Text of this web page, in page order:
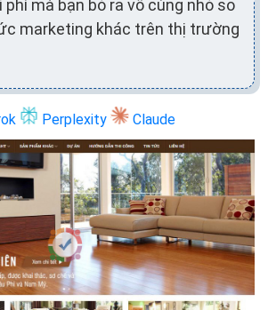
mà bạn bỏ ra vô cùng nhỏ so
marketing khác trên thị trường
Perplexity Claude